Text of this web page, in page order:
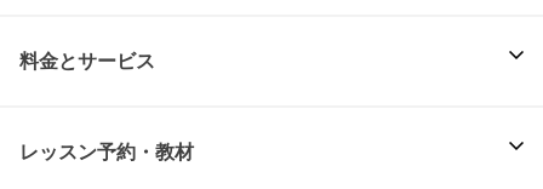
料金とサービス
レッスン予約・教材